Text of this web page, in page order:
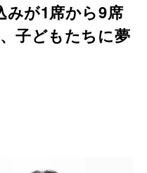
みが1席から9席
子どもたちに夢